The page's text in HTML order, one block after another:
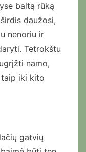
baltą rūką
daužosi,
nenoriu ir
Tetrokštu
namo,
iki kito
gatvių